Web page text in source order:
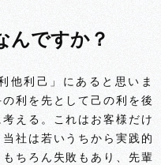
んですか？
他利己」にあると思いま
利を先として己の利を後
える。これはお客様だけ
社は若いうちから実践的
ちろん失敗もあり、先輩